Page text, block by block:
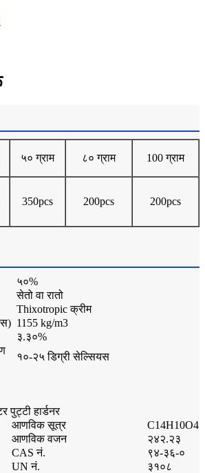
५० ग्राम ८० ग्राम 100 ग्राम
350pcs 200pcs 200pcs
५०%
सेतो वा रातो
Thixotropic क्रीम
1155 kg/m3
३.३०%
१०-२५ डिग्री सेल्सियस
पुट्टी हार्डनर
आणविक सूत्र
C14H10O4
आणविक वजन
२४२.२३
CAS नं.
९४-३६-०
UN नं.
३१०८